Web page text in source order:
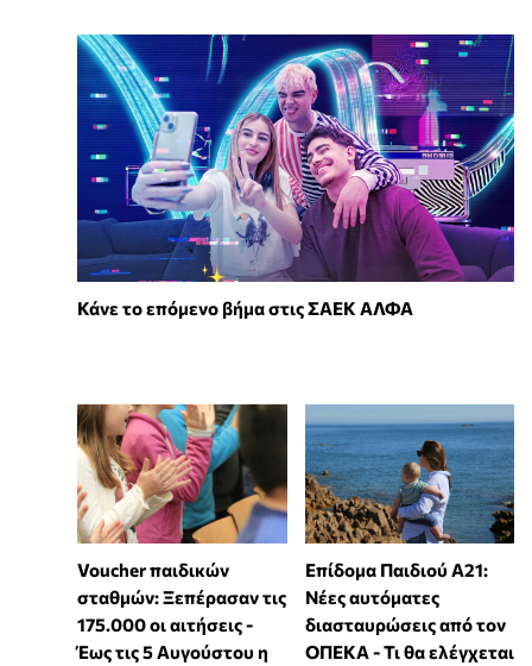
Κάνε το επόμενο βήμα στις ΣΑΕΚ ΑΛΦΑ
Voucher παιδικών
σταθμών: Ξεπέρασαν τις
175.000 οι αιτήσεις -
Έως τις 5 Αυγούστου η
Επίδομα Παιδιού Α21:
Νέες αυτόματες
διασταυρώσεις από τον
ΟΠΕΚΑ - Τι θα ελέγχεται